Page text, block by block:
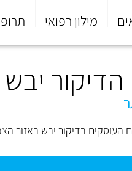
מילון רפואי
יבש
בדיקור יבש באזור